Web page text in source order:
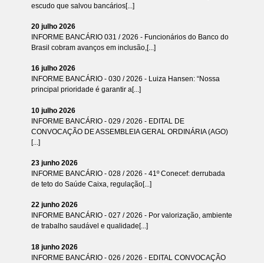
escudo que salvou bancários[...]
20 julho 2026
INFORME BANCÁRIO 031 / 2026 - Funcionários do Banco do
Brasil cobram avanços em inclusão,[...]
16 julho 2026
INFORME BANCÁRIO - 030 / 2026 - Luiza Hansen: “Nossa
principal prioridade é garantir a[...]
10 julho 2026
INFORME BANCÁRIO - 029 / 2026 - EDITAL DE
CONVOCAÇÃO DE ASSEMBLEIA GERAL ORDINÁRIA (AGO)
[...]
23 junho 2026
INFORME BANCÁRIO - 028 / 2026 - 41º Conecef: derrubada
de teto do Saúde Caixa, regulação[...]
22 junho 2026
INFORME BANCÁRIO - 027 / 2026 - Por valorização, ambiente
de trabalho saudável e qualidade[...]
18 junho 2026
INFORME BANCÁRIO - 026 / 2026 - EDITAL CONVOCAÇÃO